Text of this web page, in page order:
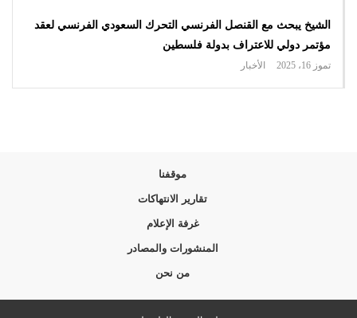
الشيخ يبحث مع القنصل الفرنسي التحرك السعودي الفرنسي لعقد
مؤتمر دولي للاعتراف بدولة فلسطين
تموز 16، 2025 الأخبار
موقفنا
تقارير الانتهاكات
غرفة الإعلام
المنشورات والمصادر
من نحن